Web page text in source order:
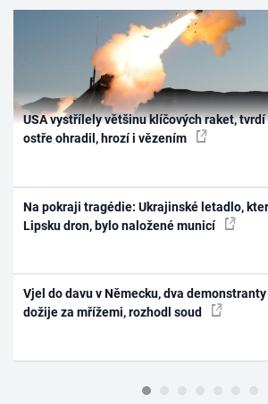
USA vystřílely většinu klíčových raket, tvrdí
ostře ohradil, hrozí i vězením
Na pokraji tragédie: Ukrajinské letadlo,
Lipsku dron, bylo naložené municí
Vjel do davu v Německu, dva
dožije za mřížemi, rozhodl soud